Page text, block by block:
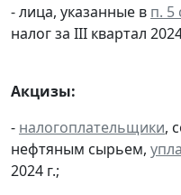
- лица, указанные в п. 5
налог за III квартал
Акцизы:
- налогоплательщики,
нефтяным сырьем,
2024 г.;